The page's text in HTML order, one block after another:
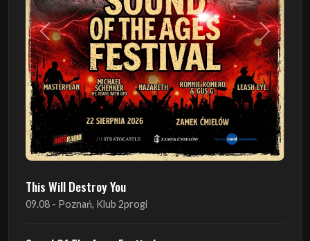
Poprzedni Następny
This Will Destroy You
09.08 - Poznań, Klub 2progi